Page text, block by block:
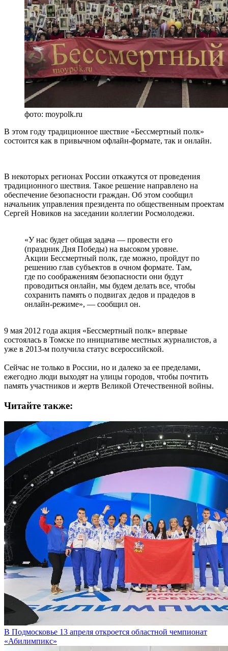
фото: moypolk.ru
В этом году традиционное шествие «Бессмертный полк»
состоится как в привычном офлайн‑формате, так и онлайн.
В некоторых регионах России откажутся от проведения
традиционного шествия. Такое решение направлено на
обеспечение безопасности граждан. Об этом сообщил
начальник управления президента по общественным проектам
Сергей Новиков на заседании коллегии Росмолодежи.
«У нас будет общая задача — провести его
(праздник Дня Победы) на высоком уровне.
Акции Бессмертный полк, где можно, пройдут по
решению глав субъектов в очном формате. Там,
где по соображениям безопасности они будут
проводиться онлайн, мы будем делать все, чтобы
сохранить память о подвигах дедов и прадедов в
онлайн-режиме», — сообщил он.
9 мая 2012 года акция «Бессмертный полк» впервые
состоялась в Томске по инициативе местных журналистов, а
уже в 2013-м получила статус всероссийской.
Сейчас не только в России, но и далеко за ее пределами,
ежегодно люди выходят на улицы городов, чтобы почтить
память участников и жертв Великой Отечественной войны.
Читайте также:
В Подмосковье 13 апреля откроется областной чемпионат
«Абилимпикс»